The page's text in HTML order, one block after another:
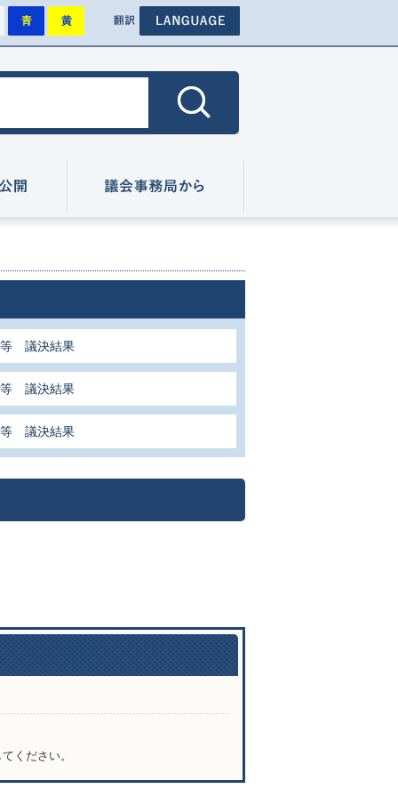
翻訳
背景を標準にします
背景を青色にします
背景を黄色にします
にします
等 議決結果
等 議決結果
等 議決結果
ください。